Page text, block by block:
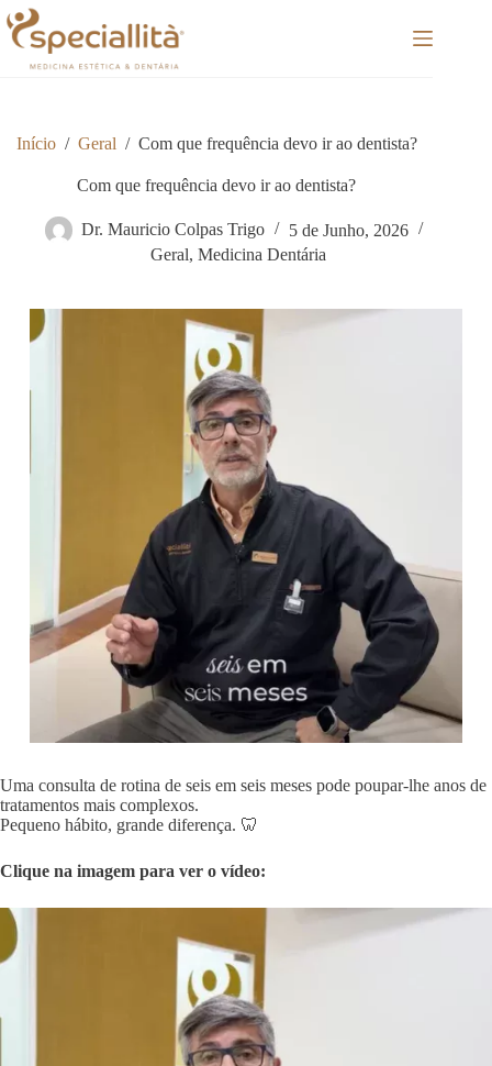
Pular
para
conteúdo
Início / Geral / Com que frequência devo ir ao dentista?
Com que frequência devo ir ao dentista?
Dr. Mauricio Colpas Trigo
5 de Junho, 2026
Geral,Medicina Dentária
Uma consulta de rotina de seis em seis meses pode poupar-lhe anos de
tratamentos mais complexos.
Pequeno hábito, grande diferença. 🦷
Clique na imagem para ver o vídeo: